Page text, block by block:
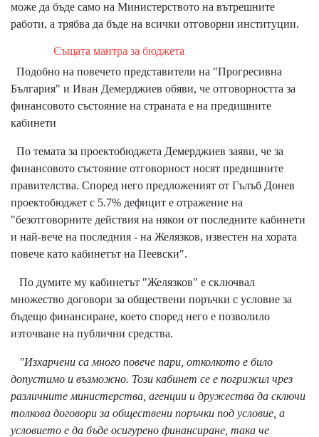
може да бъде само на Министерството на вътрешните
работи, а трябва да бъде на всички отговорни институции.
Същата мантра за бюджета
Подобно на повечето представители на "Прогресивна
България" и Иван Демерджиев обяви, че отговорността за
финансовото състояние на страната е на предишните
кабинети
По темата за проектобюджета Демерджиев заяви, че за
финансовото състояние отговорност носят предишните
правителства. Според него предложеният от Гълъб Донев
проектобюджет с 5.7% дефицит е отражение на
"безотговорните действия на някои от последните кабинети
и най-вече на последния - на Желязков, известен на хората
повече като кабинетът на Пеевски".
По думите му кабинетът "Желязков" е сключвал
множество договори за обществени поръчки с условие за
бъдещо финансиране, което според него е позволило
източване на публични средства.
"Изхарчени са много повече пари, отколкото е било
допустимо и възможно. Този кабинет се е погрижил чрез
различните министерства, агенции и дружества да сключи
толкова договори за обществени поръчки под условие, а
условието е да бъде осигурено финансиране, така че